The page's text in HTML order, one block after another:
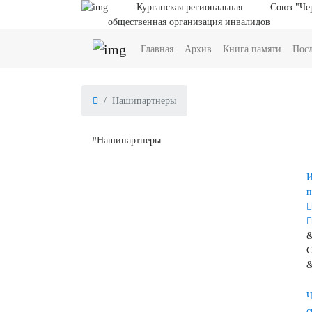
Курганская региональная
общественная организация инвалидов
Союз
Главная(current)
Архив (current)
Книга памяти
Нашипартнеры
#Нашипартнеры